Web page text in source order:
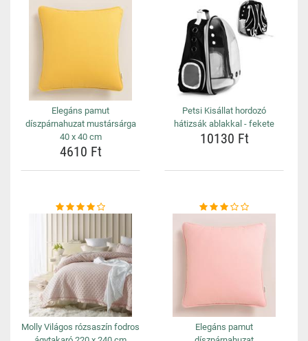
Elegáns pamut
díszpárnahuzat mustársárga
40 x 40 cm
4610 Ft
Petsi Kisállat hordozó
hátizsák ablakkal - fekete
10130 Ft
Molly Világos rózsaszín fodros
Elegáns pamut